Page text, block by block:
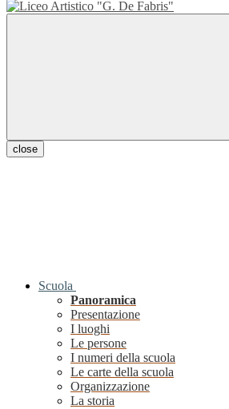
close
Scuola
Panoramica
Presentazione
I luoghi
Le persone
I numeri della scuola
Le carte della scuola
Organizzazione
La storia